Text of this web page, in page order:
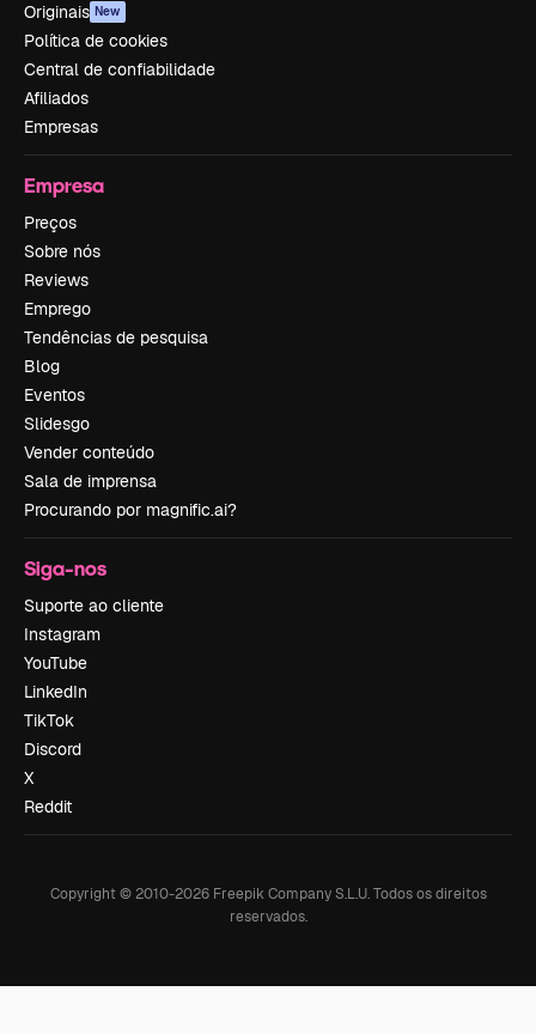
Originais New
Política de cookies
Central de confiabilidade
Afiliados
Empresas
Empresa
Preços
Sobre nós
Reviews
Emprego
Tendências de pesquisa
Blog
Eventos
Slidesgo
Vender conteúdo
Sala de imprensa
Procurando por magnific.ai?
Siga-nos
Suporte ao cliente
Instagram
YouTube
LinkedIn
TikTok
Discord
X
Reddit
Copyright © 2010-2026Freepik Company S.L.U. Todos os direitos
reservados.